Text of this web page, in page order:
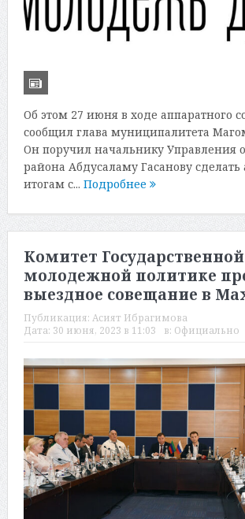
Об этом 27 июня в ходе аппаратного
сообщил глава муниципалитета
Он поручил начальнику Управления
района Абдусаламу Гасанову сделать
итогам с... Подробнее
Комитет
молодежной политике
выездное совещание в
Публикация: Асият Ибрагимова
Дата: 30 июня, 2023 в 11:03 в: Официально